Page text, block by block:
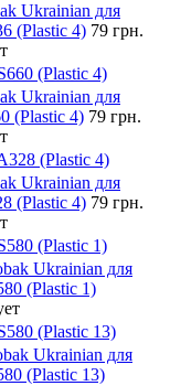
Ukrainian для
(Plastic 4) 79 грн.
(Plastic 4)
Ukrainian для
(Plastic 4) 79 грн.
(Plastic 4)
Ukrainian для
(Plastic 4) 79 грн.
(Plastic 1)
Ukrainian для
(Plastic 1)
(Plastic 13)
Ukrainian для
(Plastic 13)